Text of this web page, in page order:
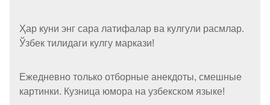
Ҳар куни энг сара латифалар ва кулгули расмлар.
Ўзбек тилидаги кулгу маркази!
Ежедневно только отборные анекдоты, смешные
картинки. Кузница юмора на узбекском языке!